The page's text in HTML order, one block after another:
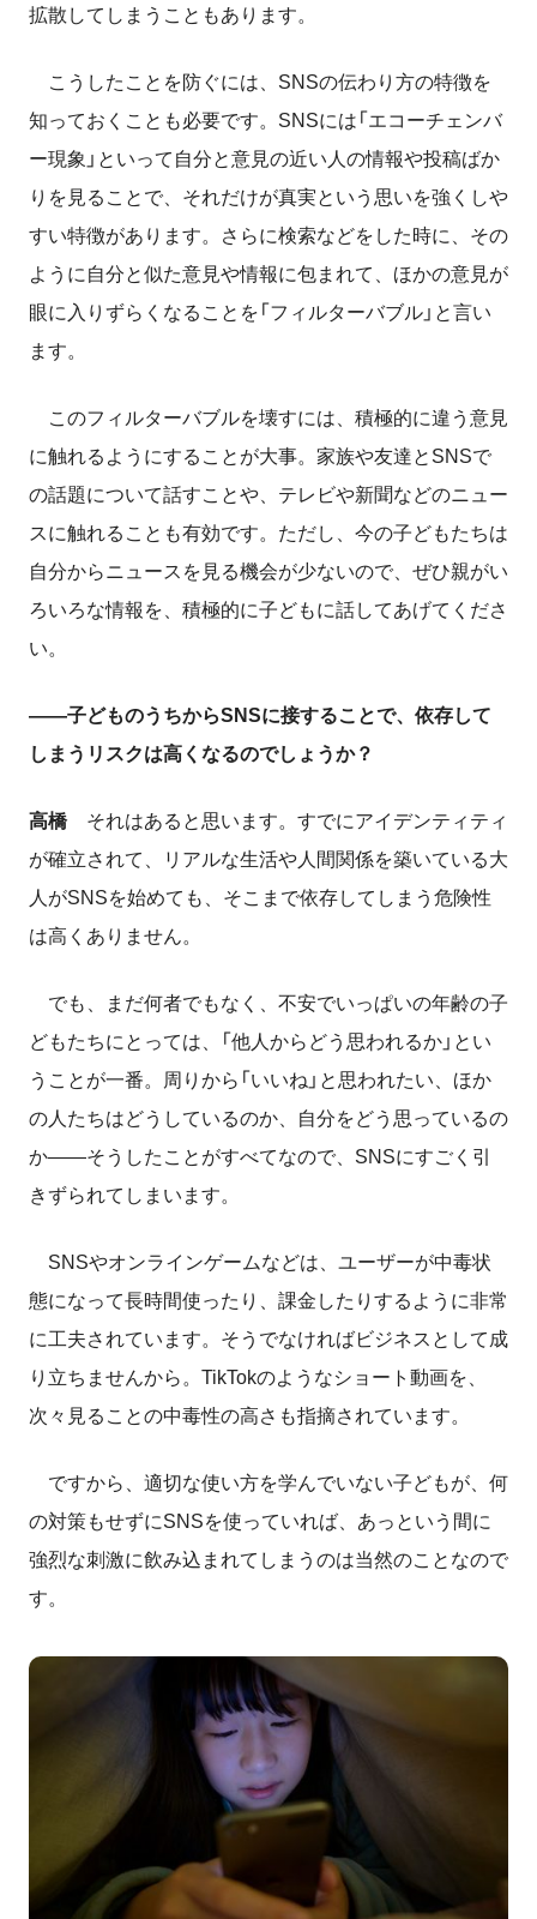
拡散してしまうこともあります。
こうしたことを防ぐには、SNSの伝わり方の特徴を
知っておくことも必要です。SNSには「エコーチェンバ
ー現象」といって自分と意見の近い人の情報や投稿ばか
りを見ることで、それだけが真実という思いを強くしや
すい特徴があります。さらに検索などをした時に、その
ように自分と似た意見や情報に包まれて、ほかの意見が
眼に入りずらくなることを「フィルターバブル」と言い
ます。
このフィルターバブルを壊すには、積極的に違う意見
に触れるようにすることが大事。家族や友達とSNSで
の話題について話すことや、テレビや新聞などのニュー
スに触れることも有効です。ただし、今の子どもたちは
自分からニュースを見る機会が少ないので、ぜひ親がい
ろいろな情報を、積極的に子どもに話してあげてくださ
い。
――子どものうちからSNSに接することで、依存して
しまうリスクは高くなるのでしょうか？
高橋それはあると思います。すでにアイデンティティ
が確立されて、リアルな生活や人間関係を築いている大
人がSNSを始めても、そこまで依存してしまう危険性
は高くありません。
でも、まだ何者でもなく、不安でいっぱいの年齢の子
どもたちにとっては、「他人からどう思われるか」とい
うことが一番。周りから「いいね」と思われたい、ほか
の人たちはどうしているのか、自分をどう思っているの
か――そうしたことがすべてなので、SNSにすごく引
きずられてしまいます。
SNSやオンラインゲームなどは、ユーザーが中毒状
態になって長時間使ったり、課金したりするように非常
に工夫されています。そうでなければビジネスとして成
り立ちませんから。TikTokのようなショート動画を、
次々見ることの中毒性の高さも指摘されています。
ですから、適切な使い方を学んでいない子どもが、何
の対策もせずにSNSを使っていれば、あっという間に
強烈な刺激に飲み込まれてしまうのは当然のことなので
す。